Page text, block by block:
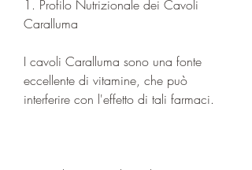
1. Profilo Nutrizionale dei Cavoli
Caralluma
I cavoli Caralluma sono una fonte
eccellente di vitamine, che può
interferire con l'effetto di tali farmaci.